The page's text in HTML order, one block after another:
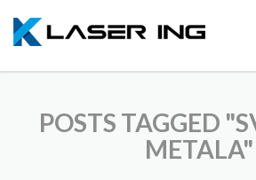
POSTS TAGGED
METALA"